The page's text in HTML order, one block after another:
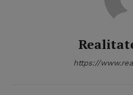
https://